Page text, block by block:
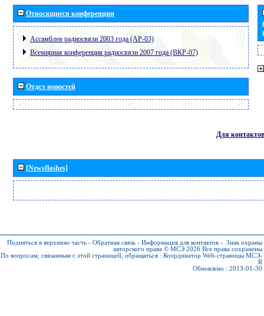
Относящиеся конференции
Ассамблея радиосвязи 2003 года (АР-03)
Всемирная конференция радиосвязи 2007 года (ВКР-07)
Отдел новостей
Для контактов
[Newsflashes]
Подняться в верхнюю часть - Обратная связь - Информация для контактов - Знак охраны
авторского права © МСЭ 2026 Все права сохранены
По вопросам, связанным с этой страницей, обращаться : Координатор Web-страницы МСЭ-
R
Обновлено : 2013-01-30